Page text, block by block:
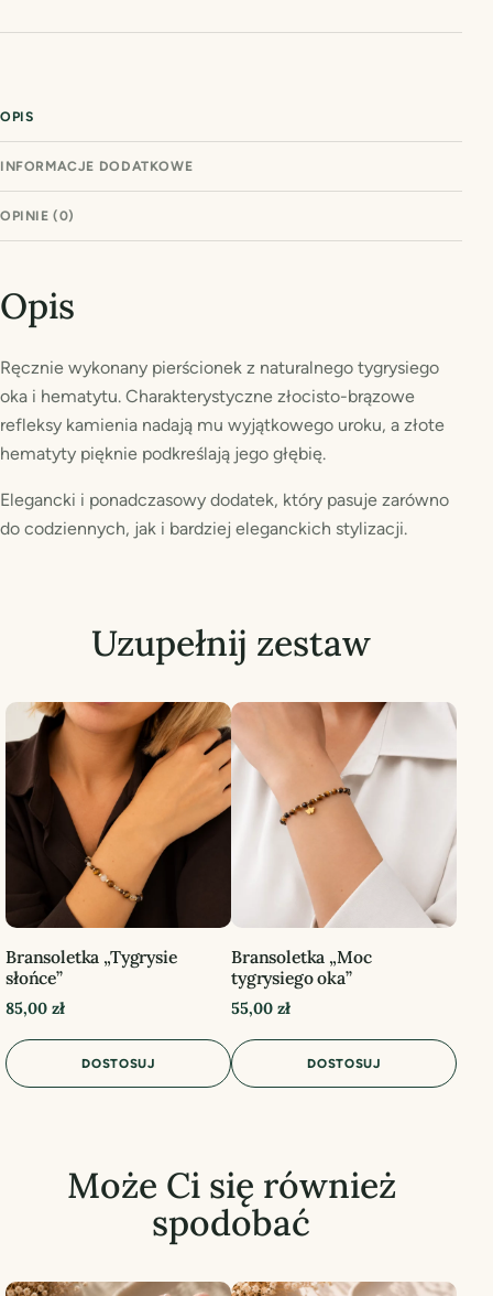
OPIS
INFORMACJE DODATKOWE
OPINIE (0)
Opis
Ręcznie wykonany pierścionek z naturalnego tygrysiego
oka i hematytu. Charakterystyczne złocisto-brązowe
refleksy kamienia nadają mu wyjątkowego uroku, a złote
hematyty pięknie podkreślają jego głębię.
Elegancki i ponadczasowy dodatek, który pasuje zarówno
do codziennych, jak i bardziej eleganckich stylizacji.
Uzupełnij zestaw
Bransoletka „Tygrysie
słońce”
85,00 zł
DOSTOSUJ
Bransoletka „Moc
tygrysiego oka”
55,00 zł
DOSTOSUJ
Może Ci się również
spodobać